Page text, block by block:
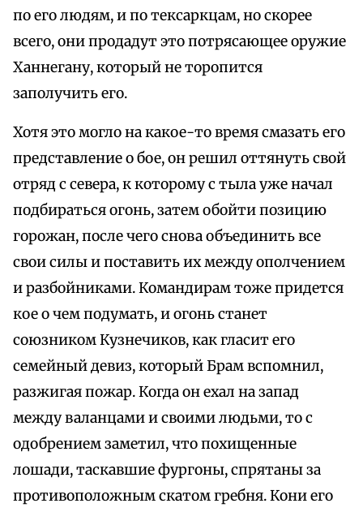
по его людям, и по тексаркцам, но скорее
всего, они продадут это потрясающее оружие
Ханнегану, который не торопится
заполучить его.
Хотя это могло на какое-то время смазать его
представление о бое, он решил оттянуть свой
отряд с севера, к которому с тыла уже начал
подбираться огонь, затем обойти позицию
горожан, после чего снова объединить все
свои силы и поставить их между ополчением
и разбойниками. Командирам тоже придется
кое о чем подумать, и огонь станет
союзником Кузнечиков, как гласит его
семейный девиз, который Брам вспомнил,
разжигая пожар. Когда он ехал на запад
между валанцами и своими людьми, то с
одобрением заметил, что похищенные
лошади, таскавшие фургоны, спрятаны за
противоположным скатом гребня. Кони его